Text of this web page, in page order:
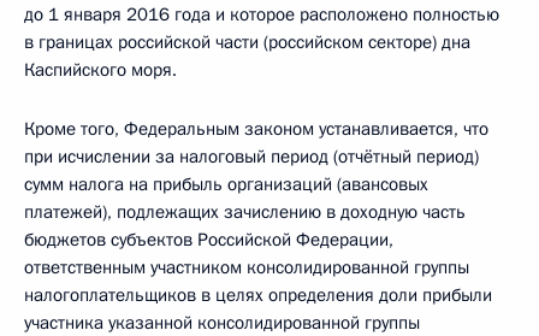
до 1 января 2016 года и которое расположено полностью
в границах российской части (российском секторе) дна
Каспийского моря.
Кроме того, Федеральным законом устанавливается, что
при исчислении за налоговый период (отчётный период)
сумм налога на прибыль организаций (авансовых
платежей), подлежащих зачислению в доходную часть
бюджетов субъектов Российской Федерации,
ответственным участником консолидированной группы
налогоплательщиков в целях определения доли прибыли
участника указанной консолидированной группы